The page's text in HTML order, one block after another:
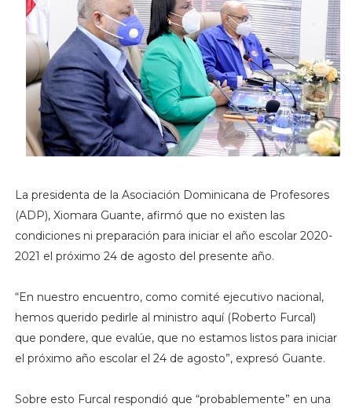
La presidenta de la Asociación Dominicana de Profesores
(ADP), Xiomara Guante, afirmó que no existen las
condiciones ni preparación para iniciar el año escolar 2020-
2021 el próximo 24 de agosto del presente año.
“En nuestro encuentro, como comité ejecutivo nacional,
hemos querido pedirle al ministro aquí (Roberto Furcal)
que pondere, que evalúe, que no estamos listos para iniciar
el próximo año escolar el 24 de agosto”, expresó Guante.
Sobre esto Furcal respondió que “probablemente” en una